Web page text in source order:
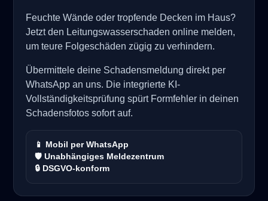
Feuchte Wände oder tropfende Decken im Haus?
Jetzt den Leitungswasserschaden online melden,
um teure Folgeschäden zügig zu verhindern.
Übermittele deine Schadensmeldung direkt per
WhatsApp an uns. Die integrierte KI-
Vollständigkeitsprüfung spürt Formfehler in deinen
Schadensfotos sofort auf.
📱 Mobil per WhatsApp
🛡️ Unabhängiges Meldezentrum
🔒 DSGVO-konform